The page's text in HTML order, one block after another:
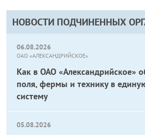
НОВОСТИ ПОДЧИНЕННЫХ
06.08.2026
ОАО «АЛЕКСАНДРИЙСКОЕ»
Как в ОАО «Александрийское»
поля, фермы и технику в
систему
05.08.2026